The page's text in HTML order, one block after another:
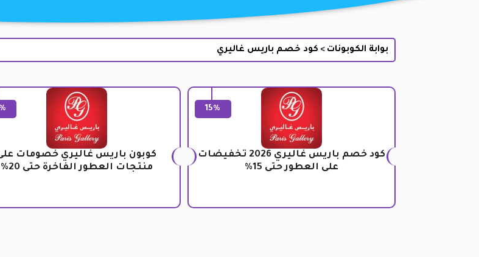
بوابة الكوبونات > كود خصم باريس غاليري
15%
كود خصم باريس غاليري 2026 تخفيضات
على العطور حتى 15%
كوبون باريس غاليري خصومات
منتجات العطور الفاخرة حتى 20%